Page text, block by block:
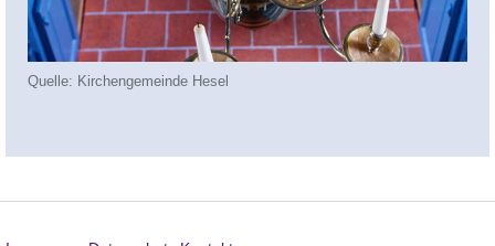
Quelle: Kirchengemeinde Hesel